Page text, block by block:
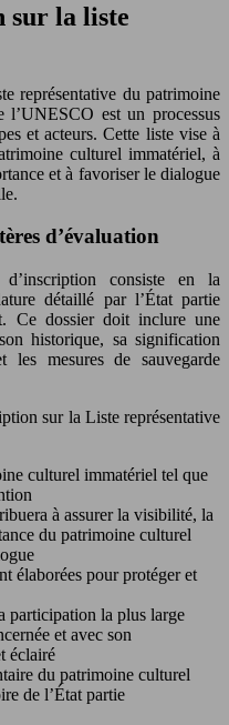
sur la liste
représentative du patrimoine
l’UNESCO est un processus
et acteurs. Cette liste vise à
culturel immatériel, à
et à favoriser le dialogue
d’évaluation
consiste en la
détaillé par l’État partie
Ce dossier doit inclure une
historique, sa signification
les mesures de sauvegarde
sur la Liste représentative
culturel immatériel tel que
à assurer la visibilité, la
du patrimoine culturel
élaborées pour protéger et
participation la plus large
et avec son
éclairé
du patrimoine culturel
de l’État partie